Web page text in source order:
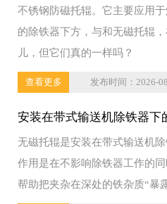
不锈钢防磁托辊。它主要应用
的除铁器下方，与和无磁托辊
儿，但它们真的一样吗？
查看更多 发布时间：2026-
安装在带式输送机除铁器下
无磁托辊是安装在带式输送机
作用是在不影响除铁器工作的
帮助把夹杂在深处的铁杂质“暴